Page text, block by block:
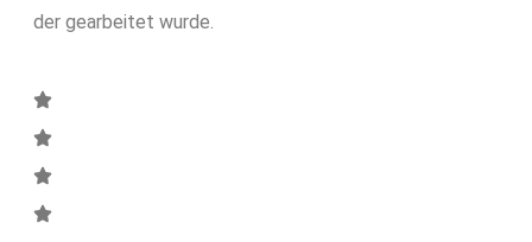
der gearbeitet wurde.